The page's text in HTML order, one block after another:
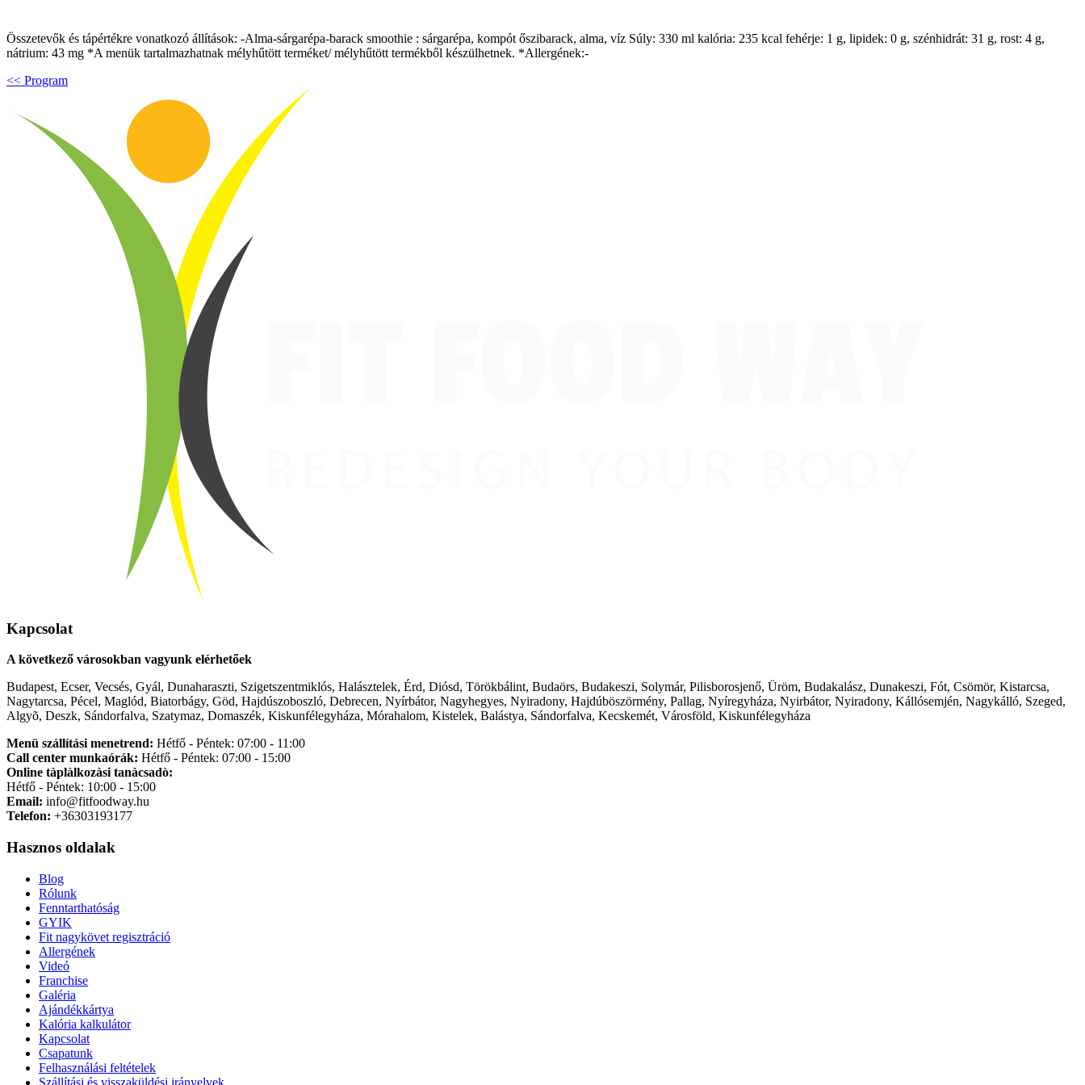
Összetevők és tápértékre vonatkozó állítások: -Alma-sárgarépa-barack smoothie : sárgarépa, kompót őszibarack, alma, víz Súly: 330 ml kalória: 235 kcal fehérje: 1 g, lipidek: 0 g, szénhidrát: 31 g, rost: 4 g,
nátrium: 43 mg *A menük tartalmazhatnak mélyhűtött terméket/ mélyhűtött termékből készülhetnek. *Allergének:-
<< Program
Kapcsolat
A következő városokban vagyunk elérhetőek
Budapest, Ecser, Vecsés, Gyál, Dunaharaszti, Szigetszentmiklós, Halásztelek, Érd, Diósd, Törökbálint, Budaörs, Budakeszi, Solymár, Pilisborosjenő, Üröm, Budakalász, Dunakeszi, Fót, Csömör, Kistarcsa,
Nagytarcsa, Pécel, Maglód, Biatorbágy, Göd, Hajdúszoboszló, Debrecen, Nyírbátor, Nagyhegyes, Nyiradony, Hajdúböszörmény, Pallag, Nyíregyháza, Nyirbátor, Nyiradony, Kállósemjén, Nagykálló, Szeged,
Algyõ, Deszk, Sándorfalva, Szatymaz, Domaszék, Kiskunfélegyháza, Mórahalom, Kistelek, Balástya, Sándorfalva, Kecskemét, Városföld, Kiskunfélegyháza
Menü szállítási menetrend: Hétfő - Péntek: 07:00 - 11:00
Call center munkaórák: Hétfő - Péntek: 07:00 - 15:00
Online tàplàlkozàsi tanàcsadò:
Hétfő - Péntek: 10:00 - 15:00
Email: info@fitfoodway.hu
Telefon: +36303193177
Hasznos oldalak
Blog
Rólunk
Fenntarthatóság
GYIK
Fit nagykövet regisztráció
Allergének
Videó
Franchise
Galéria
Ajándékkártya
Kalória kalkulátor
Kapcsolat
Csapatunk
Felhasználási feltételek
Szállítási és visszaküldési irányelvek